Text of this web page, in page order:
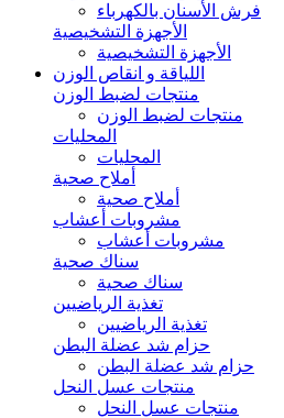
فرش الأسنان بالكهرباء
الأجهزة التشخيصية
الأجهزة التشخيصية
اللياقة و انقاص الوزن
منتجات لضبط الوزن
منتجات لضبط الوزن
المحليات
المحليات
أملاح صحية
أملاح صحية
مشروبات أعشاب
مشروبات أعشاب
سناك صحية
سناك صحية
تغذية الرياضيين
تغذية الرياضيين
حزام شد عضلة البطن
حزام شد عضلة البطن
منتجات عسل النحل
منتجات عسل النحل